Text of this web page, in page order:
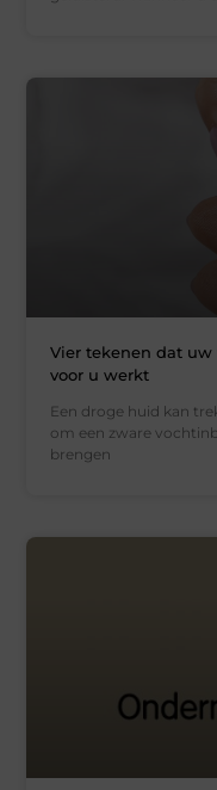
Vier tekenen dat
voor u werkt
Een droge huid kan
om een zware
brengen